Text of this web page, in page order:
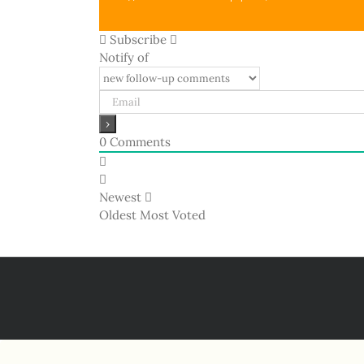
Subscribe
Notify of
0 Comments
Newest
Oldest Most Voted